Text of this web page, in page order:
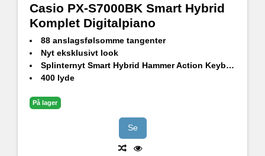
Casio PX-S7000BK Smart Hybrid
Komplet Digitalpiano
88 anslagsfølsomme tangenter
Nyt eksklusivt look
Splinternyt Smart Hybrid Hammer Action Keyboard
400 lyde
Multidimensional Morphing Air-lydkilde
Bluetooth® Audio kompatibel med WUBT10 (medfølger)
På lager
Se